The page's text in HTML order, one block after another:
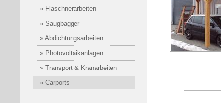
» Flaschnerarbeiten
» Saugbagger
» Abdichtungsarbeiten
» Photovoltaikanlagen
» Transport & Kranarbeiten
» Carports